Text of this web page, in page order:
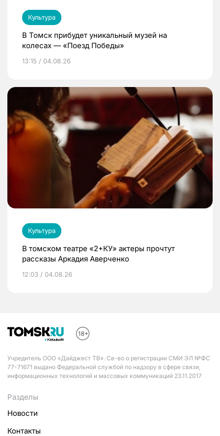
Культура
В Томск прибудет уникальный музей на
колесах — «Поезд Победы»
13:15 / 04.08.26
Культура
В томском театре «2+КУ» актеры прочтут
рассказы Аркадия Аверченко
12:03 / 04.08.26
Учредитель ООО «Дайджест ТВ». Св-во о регистрации СМИ ЭЛ №ФС
77-71671 выдано Федеральной службой по надзору в сфере связи,
информационных технологий и массовых коммуникаций 23.11.2017
Разделы
Новости
Контакты